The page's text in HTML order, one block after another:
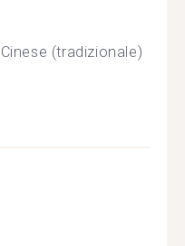
Cinese (tradizionale)